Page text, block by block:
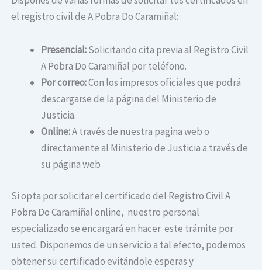
el registro civil de A Pobra Do Caramiñal:
Presencial:Solicitando cita previa al Registro Civil
A Pobra Do Caramiñal por teléfono.
Por correo:Con los impresos oficiales que podrá
descargarse de la página del Ministerio de
Justicia.
Online:A través de nuestra pagina web o
directamente al Ministerio de Justicia a través de
su página web
Si opta por solicitar el certificado del Registro Civil A
Pobra Do Caramiñal online, nuestro personal
especializado se encargará en hacer este trámite por
usted. Disponemos de un servicio a tal efecto, podemos
obtener su certificado evitándole esperas y